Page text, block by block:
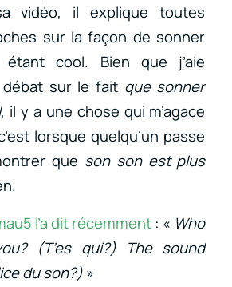
vidéo, il explique toutes
sur la façon de sonner
cool. Bien que j’aie
sur le fait que sonner
, il y a une chose qui m’agace
lorsque quelqu’un passe
que son son est plus
l’a dit récemment : « Who
(T’es qui?) The sound
du son?)»